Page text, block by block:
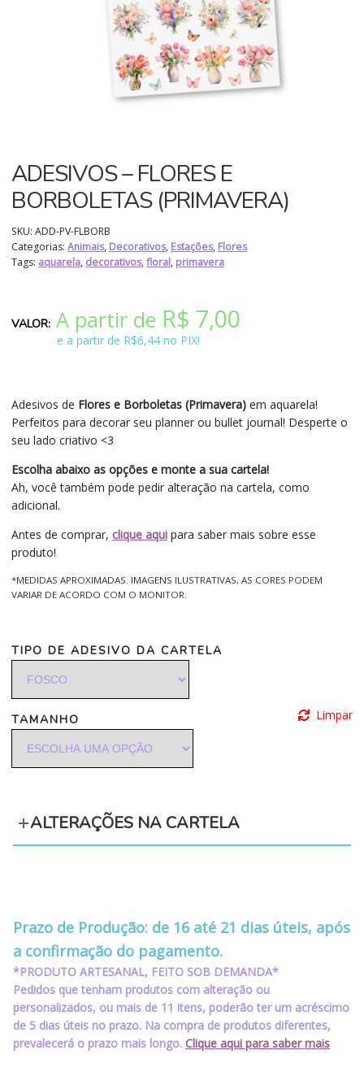
ADESIVOS – FLORES E
BORBOLETAS (PRIMAVERA)
Adesivos de Flores e Borboletas (Primavera) em aquarela!
Perfeitos para decorar seu planner ou bullet journal! Desperte o
seu lado criativo <3
Escolha abaixo as opções e monte a sua cartela!
Ah, você também pode pedir alteração na cartela, como
adicional.
Antes de comprar, clique aqui para saber mais sobre esse
produto!
*MEDIDAS APROXIMADAS. IMAGENS ILUSTRATIVAS, AS CORES PODEM
VARIAR DE ACORDO COM O MONITOR.
SKU: ADD-PV-FLBORB
Categorias: Animais, Decorativos, Estações, Flores
Tags: aquarela, decorativos,floral, primavera
A partir de R$ 7,00
e a partir de R$6,44 no PIX!
TIPO DE ADESIVO DA CARTELA
TAMANHO Limpar
ALTERAÇÕES NA CARTELA
Prazo de Produção: de 16 até 21 dias úteis, após
a confirmação do pagamento.
*PRODUTO ARTESANAL, FEITO SOB DEMANDA*
Pedidos que tenham produtos com alteração ou
personalizados, ou mais de 11 itens, poderão ter um acréscimo
de 5 dias úteis no prazo. Na compra de produtos diferentes,
prevalecerá o prazo mais longo. Clique aqui para saber mais